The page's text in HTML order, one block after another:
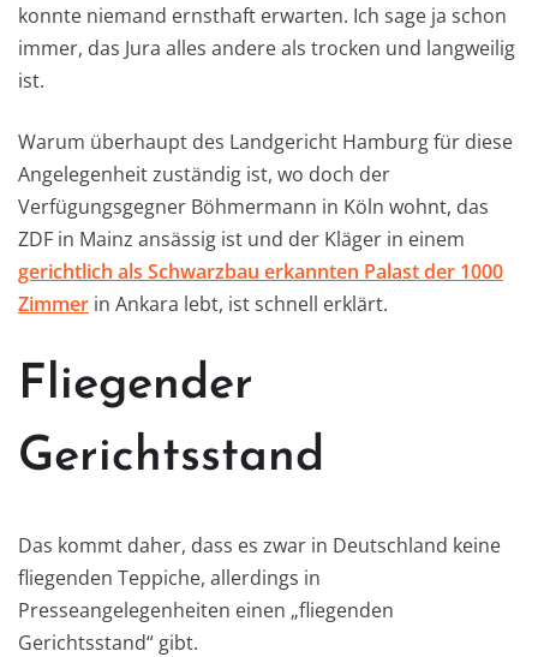
konnte niemand ernsthaft erwarten. Ich sage ja schon
immer, das Jura alles andere als trocken und langweilig
ist.
Warum überhaupt des Landgericht Hamburg für diese
Angelegenheit zuständig ist, wo doch der
Verfügungsgegner Böhmermann in Köln wohnt, das
ZDF in Mainz ansässig ist und der Kläger in einem
gerichtlich als Schwarzbau erkannten Palast der 1000
Zimmer in Ankara lebt, ist schnell erklärt.
Fliegender
Gerichtsstand
Das kommt daher, dass es zwar in Deutschland keine
fliegenden Teppiche, allerdings in
Presseangelegenheiten einen „fliegenden
Gerichtsstand“ gibt.